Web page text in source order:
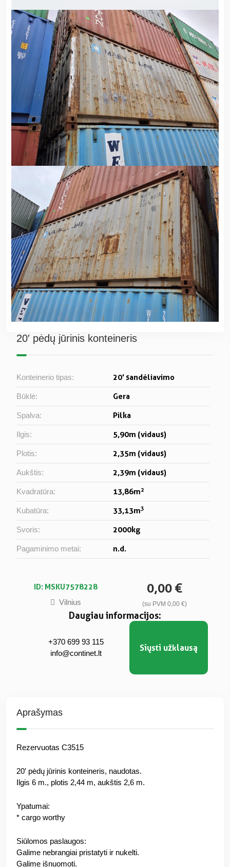
20′ pėdų jūrinis konteineris
Konteinerio tipas: 20' sandėliavimo
Būklė: Gera
Spalva: Pilka
Ilgis: 5,90m (vidaus)
Plotis: 2,35m (vidaus)
Aukštis: 2,39m (vidaus)
Kvadratūra: 13,86m2
Kubatūra: 33,13m3
Svoris: 2000kg
Pagaminimo metai: n.d.
ID: MSKU7578228
Vilnius
0,00 €
(su PVM 0,00 €)
Daugiau informacijos:
+370 699 93 115
info@continet.lt
Siųsti užklausą
Aprašymas
Rezervuotas C3515
20′ pėdų jūrinis konteineris, naudotas.
Ilgis 6 m., plotis 2,44 m, aukštis 2,6 m.
Ypatumai:
* cargo worthy
Siūlomos paslaugos:
Galime nebrangiai pristatyti ir nukelti.
Galime išnuomoti.